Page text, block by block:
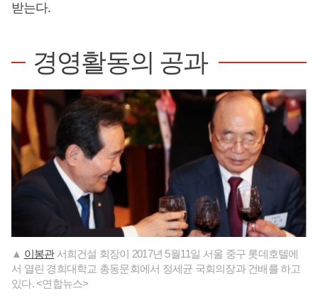
받는다.
경영활동의 공과
▲ 이봉관서희건설 회장이 2017년 5월11일 서울 중구 롯데호텔에
서 열린 경희대학교 총동문회에서 정세균 국회의장과 건배를 하고
있다. <연합뉴스>